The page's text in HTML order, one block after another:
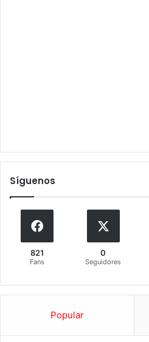
Síguenos
821
Fans
0
Seguidores
Popular